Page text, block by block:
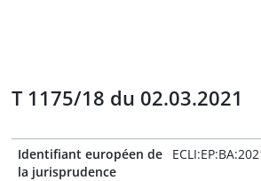
T 1175/18 du 02.03.2021
Identifiant européen de
la jurisprudence